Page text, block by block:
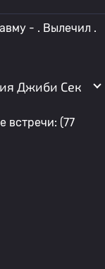
- . Вылечил .
Джиби Сек
встречи: (77